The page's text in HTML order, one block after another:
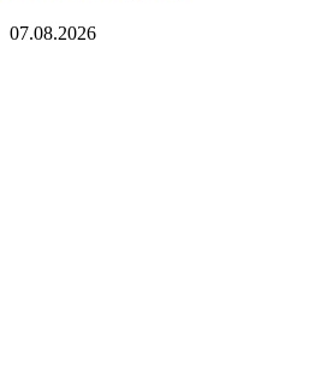
07.08.2026